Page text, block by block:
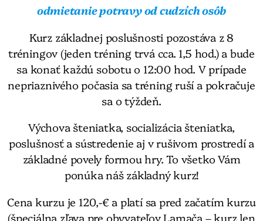
odmietanie potravy od cudzích osôb
Kurz základnej poslušnosti pozostáva z 8
tréningov (jeden tréning trvá cca. 1,5 hod.) a bude
sa konať každú sobotu o 12:00 hod. V prípade
nepriaznivého počasia sa tréning ruší a pokračuje
sa o týždeň.
Výchova šteniatka, socializácia šteniatka,
poslušnosť a sústredenie aj v rušivom prostredí a
základné povely formou hry. To všetko Vám
ponúka náš základný kurz!
Cena kurzu je 120,-€ a platí sa pred začatím kurzu
(špeciálna zľava pre obyvateľov Lamača – kurz len